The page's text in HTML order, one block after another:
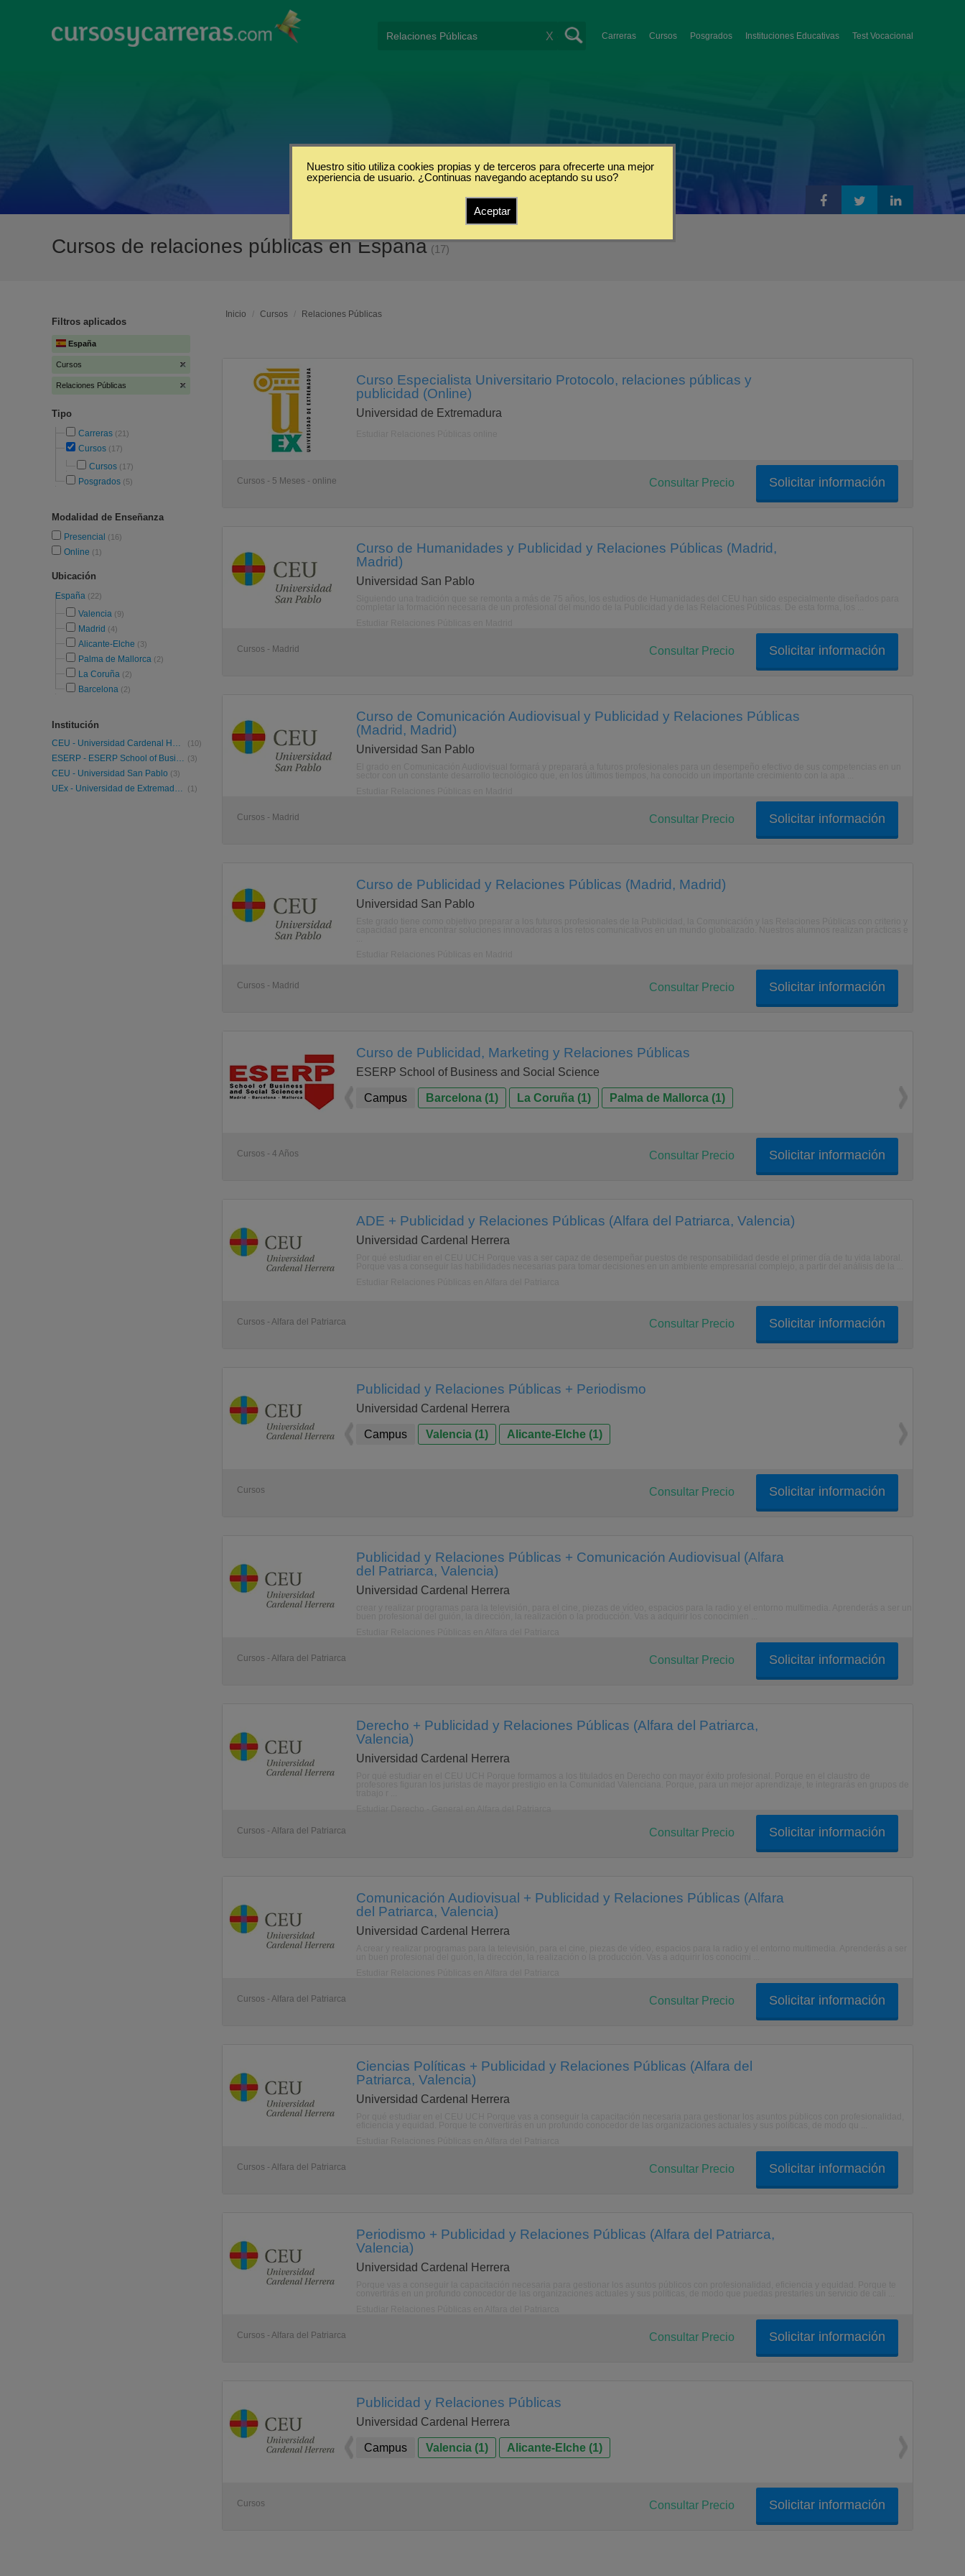
Carreras Cursos Posgrados Instituciones Educativas Test Vocacional
X
Cursos de relaciones públicas en España (17)
Filtros aplicados
España
Cursos
Relaciones Públicas
Tipo
Carreras (21)
Cursos (17)
Cursos (17)
Posgrados (5)
Modalidad de Enseñanza
Presencial (16)
Online (1)
Ubicación
España (22)
Valencia (9)
Madrid (4)
Alicante-Elche (3)
Palma de Mallorca (2)
La Coruña (2)
Barcelona (2)
Institución
CEU - Universidad Cardenal Herrera (10)
ESERP - ESERP School of Business and Social Science (3)
CEU - Universidad San Pablo (3)
UEx - Universidad de Extremadura (1)
Inicio / Cursos / Relaciones Públicas
Curso Especialista Universitario Protocolo, relaciones públicas y
publicidad (Online)
Universidad de Extremadura
Cursos - 5 Meses - online Solicitar información
Consultar Precio
Curso de Humanidades y Publicidad y Relaciones Públicas (Madrid,
Madrid)
Universidad San Pablo
Cursos - Madrid Solicitar información
Consultar Precio
Curso de Comunicación Audiovisual y Publicidad y Relaciones Públicas
(Madrid, Madrid)
Universidad San Pablo
Cursos - Madrid Solicitar información
Consultar Precio
Curso de Publicidad y Relaciones Públicas (Madrid, Madrid)
Universidad San Pablo
Cursos - Madrid Solicitar información
Consultar Precio
Curso de Publicidad, Marketing y Relaciones Públicas
ESERP School of Business and Social Science
Campus Barcelona (1) La Coruña (1) Palma de Mallorca (1)
Cursos - 4 Años Solicitar información
Consultar Precio
ADE + Publicidad y Relaciones Públicas (Alfara del Patriarca, Valencia)
Universidad Cardenal Herrera
Cursos - Alfara del Patriarca Solicitar información
Consultar Precio
Publicidad y Relaciones Públicas + Periodismo
Universidad Cardenal Herrera
Campus Valencia (1) Alicante-Elche (1)
Cursos Solicitar información
Consultar Precio
Publicidad y Relaciones Públicas + Comunicación Audiovisual (Alfara
del Patriarca, Valencia)
Universidad Cardenal Herrera
Cursos - Alfara del Patriarca Solicitar información
Consultar Precio
Derecho + Publicidad y Relaciones Públicas (Alfara del Patriarca,
Valencia)
Universidad Cardenal Herrera
Cursos - Alfara del Patriarca Solicitar información
Consultar Precio
Comunicación Audiovisual + Publicidad y Relaciones Públicas (Alfara
del Patriarca, Valencia)
Universidad Cardenal Herrera
Cursos - Alfara del Patriarca Solicitar información
Consultar Precio
Ciencias Políticas + Publicidad y Relaciones Públicas (Alfara del
Patriarca, Valencia)
Universidad Cardenal Herrera
Cursos - Alfara del Patriarca Solicitar información
Consultar Precio
Periodismo + Publicidad y Relaciones Públicas (Alfara del Patriarca,
Valencia)
Universidad Cardenal Herrera
Cursos - Alfara del Patriarca Solicitar información
Consultar Precio
Publicidad y Relaciones Públicas
Universidad Cardenal Herrera
Campus Valencia (1) Alicante-Elche (1)
Cursos Solicitar información
Consultar Precio
Nuestro sitio utiliza cookies propias y de terceros para ofrecerte una mejor
experiencia de usuario. ¿Continuas navegando aceptando su uso?
Aceptar